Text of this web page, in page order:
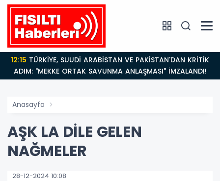
12:15
ADIM: "MEKKE ORTAK SAVUNMA ANLAŞMASI" İMZALANDI!
Anasayfa
AŞK LA DİLE GELEN
NAĞMELER
28-12-2024 10:08